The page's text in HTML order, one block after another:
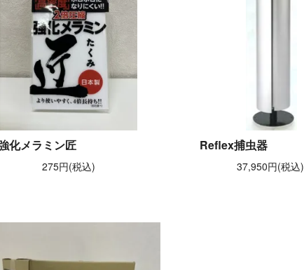
化メラミン匠
275円(税込)
Reflex捕虫器
37,950円(税込)